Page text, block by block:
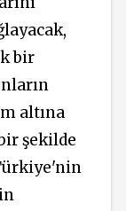
bir
altına
şekilde